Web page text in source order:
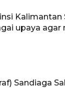
Kalimantan
upaya
Sandiaga